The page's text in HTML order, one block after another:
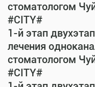
стоматологом
#CITY#
1-й этап
лечения
стоматологом
#CITY#